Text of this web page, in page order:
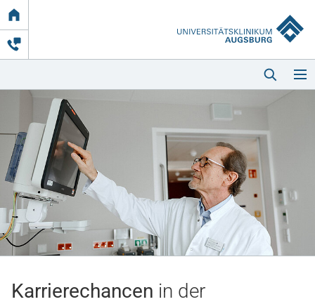
Link
zur
Startseite
Startseite
Kliniken & Einrichtungen
Karrierechancen in der